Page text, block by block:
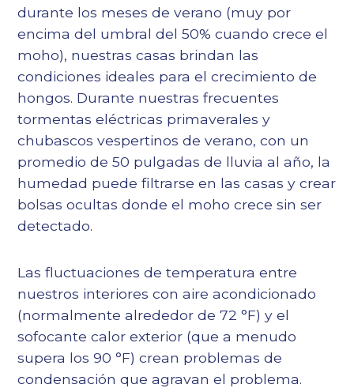
durante los meses de verano (muy por
encima del umbral del 50% cuando crece el
moho), nuestras casas brindan las
condiciones ideales para el crecimiento de
hongos. Durante nuestras frecuentes
tormentas eléctricas primaverales y
chubascos vespertinos de verano, con un
promedio de 50 pulgadas de lluvia al año, la
humedad puede filtrarse en las casas y crear
bolsas ocultas donde el moho crece sin ser
detectado.
Las fluctuaciones de temperatura entre
nuestros interiores con aire acondicionado
(normalmente alrededor de 72 °F) y el
sofocante calor exterior (que a menudo
supera los 90 °F) crean problemas de
condensación que agravan el problema.